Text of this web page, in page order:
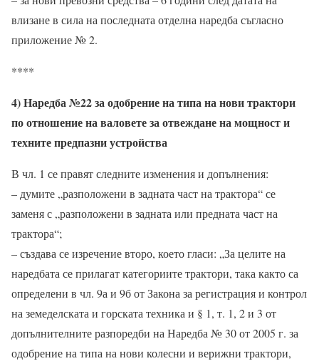
влизане в сила на последната отделна наредба съгласно
приложение № 2.
****
4) Наредба №22 за одобрение на типа на нови трактори
по отношение на валовете за отвеждане на мощност и
техните предпазни устройства
В чл. 1 се правят следните изменения и допълнения:
– думите „разположени в задната част на трактора“ се
заменя с „разположени в задната или предната част на
трактора“;
– създава се изречение второ, което гласи: „За целите на
наредбата се прилагат категориите трактори, така както са
определени в чл. 9а и 9б от Закона за регистрация и контрол
на земеделската и горската техника и § 1, т. 1, 2 и 3 от
допълнителните разпоредби на Наредба № 30 от 2005 г. за
одобрение на типа на нови колесни и верижни трактори,